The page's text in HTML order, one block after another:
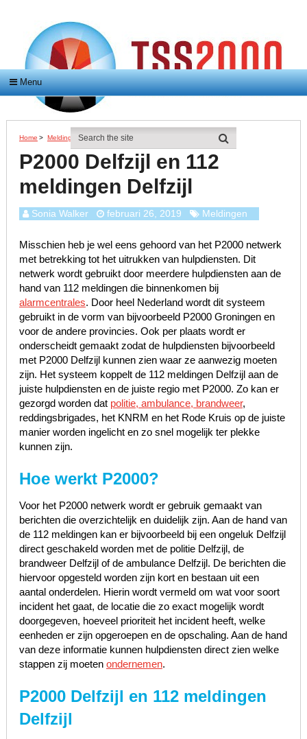
Menu
Home > Meldingen > P2000 Delfzijl En 112 Meldingen Delfzijl
P2000 Delfzijl en 112
meldingen Delfzijl
Sonia Walker februari 26, 2019 Meldingen
Misschien heb je wel eens gehoord van het P2000 netwerk
met betrekking tot het uitrukken van hulpdiensten. Dit
netwerk wordt gebruikt door meerdere hulpdiensten aan de
hand van 112 meldingen die binnenkomen bij
alarmcentrales. Door heel Nederland wordt dit systeem
gebruikt in de vorm van bijvoorbeeld P2000 Groningen en
voor de andere provincies. Ook per plaats wordt er
onderscheidt gemaakt zodat de hulpdiensten bijvoorbeeld
met P2000 Delfzijl kunnen zien waar ze aanwezig moeten
zijn. Het systeem koppelt de 112 meldingen Delfzijl aan de
juiste hulpdiensten en de juiste regio met P2000. Zo kan er
gezorgd worden dat politie, ambulance, brandweer,
reddingsbrigades, het KNRM en het Rode Kruis op de juiste
manier worden ingelicht en zo snel mogelijk ter plekke
kunnen zijn.
Hoe werkt P2000?
Voor het P2000 netwerk wordt er gebruik gemaakt van
berichten die overzichtelijk en duidelijk zijn. Aan de hand van
de 112 meldingen kan er bijvoorbeeld bij een ongeluk Delfzijl
direct geschakeld worden met de politie Delfzijl, de
brandweer Delfzijl of de ambulance Delfzijl. De berichten die
hiervoor opgesteld worden zijn kort en bestaan uit een
aantal onderdelen. Hierin wordt vermeld om wat voor soort
incident het gaat, de locatie die zo exact mogelijk wordt
doorgegeven, hoeveel prioriteit het incident heeft, welke
eenheden er zijn opgeroepen en de opschaling. Aan de hand
van deze informatie kunnen hulpdiensten direct zien welke
stappen zij moeten ondernemen.
P2000 Delfzijl en 112 meldingen
Delfzijl